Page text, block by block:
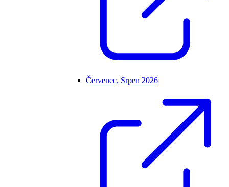
Červenec, Srpen 2026